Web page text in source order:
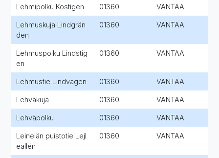
Lehmipolku Kostigen 01360 VANTAA
Lehmuskuja Lindgrän
den
01360 VANTAA
Lehmuspolku Lindstig
en
01360 VANTAA
Lehmustie Lindvägen 01360 VANTAA
Lehväkuja 01360 VANTAA
Lehväpolku 01360 VANTAA
Leinelän puistotie Lejl
eallén
01360 VANTAA